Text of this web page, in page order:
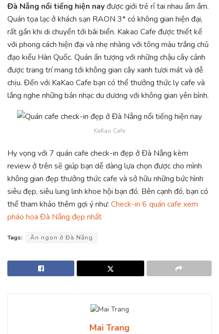
Đà Nẵng nổi tiếng hiện nayđược giới trẻ rỉ tai nhau ầm ầm.
Quán tọa lạc ở khách sạn RAON 3* có không gian hiện đại,
rất gần khi di chuyển tới bãi biển. Kakao Cafe được thiết kế
với phong cách hiện đại và nhẹ nhàng với tông màu trắng chủ
đạo kiểu Hàn Quốc. Quán ấn tượng với những chậu cây cảnh
được trang trí mang tới không gian cây xanh tươi mát và dễ
chịu. Đến với KaKao Cafe bạn có thể thưởng thức ly cafe và
lắng nghe những bản nhạc du dương với không gian yên bình.
KaKao Cafe
Hy vọng với 7 quán cafe check-in đẹp ở Đà Nẵng kèm
review ở trên sẽ giúp bạn dễ dàng lựa chọn được cho mình
không gian đẹp thưởng thức cafe và sở hữu những bức hình
siêu đẹp, siêu lung linh khoe hội bạn đó. Bên cạnh đó, bạn có
thể tham khảo thêm gợi ý như: Check-in 6 quán cafe xem
pháo hoa Đà Nẵng đẹp nhất
Tags: Ăn ngon ở Đà Nẵng
Mai Trang